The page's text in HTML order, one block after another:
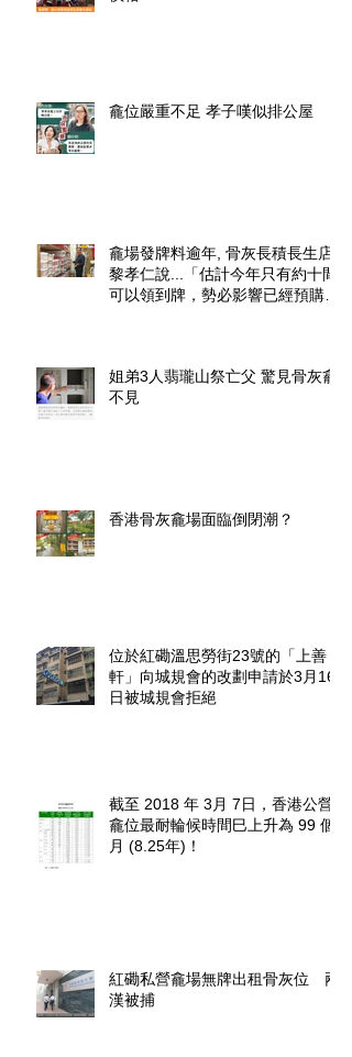
龕位嚴重不足 孝子嘆似排公屋
龕場發牌料逾年, 骨灰長積長生店.
黎孝仁說...「估計今年只有約十間
可以領到牌，勢必影響已經預購了
姐弟3人翡瓏山祭亡父 驚見骨灰龕
不見
香港骨灰龕場面臨倒閉潮？
位於紅磡溫思勞街23號的「上善
軒」向城規會的改劃申請於3月16
日被城規會拒絕
截至 2018 年 3月 7日，香港公營
龕位最耐輪候時間巳上升為 99 個
月 (8.25年)！
紅磡私營龕場無牌出租骨灰位 兩
漢被捕